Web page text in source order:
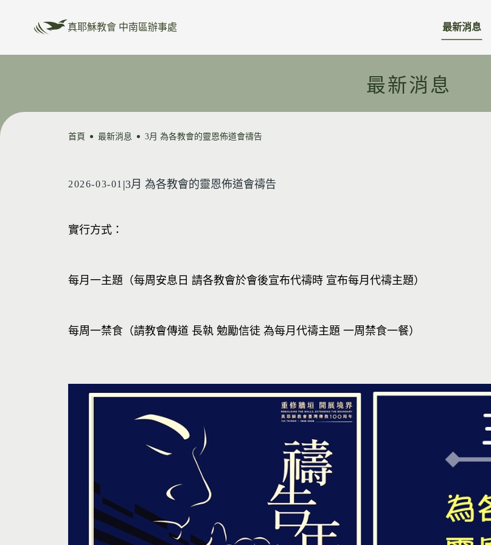
真耶穌教會 中南區辦事處 最新消息
教區行事曆
最新消息
首頁 最新消息 3月 為各教會的靈恩佈道會禱告
2026-03-01 |3月 為各教會的靈恩佈道會禱告
實行方式：
每月一主題（每周安息日 請各教會於會後宣布代禱時 宣布每月代禱主題）
每周一禁食（請教會傳道 長執 勉勵信徒 為每月代禱主題 一周禁食一餐）